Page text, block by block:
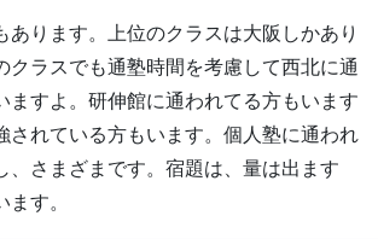
あります。上位のクラスは大阪しかあり
クラスでも通塾時間を考慮して西北に通
ますよ。研伸館に通われてる方もいます
されている方もいます。個人塾に通われ
、さまざまです。宿題は、量は出ます
す。